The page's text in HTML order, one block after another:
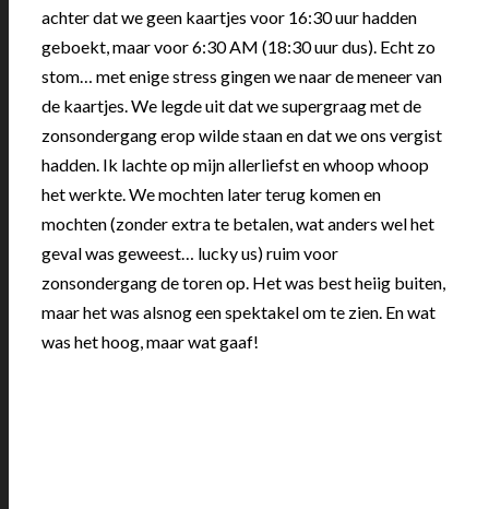
achter dat we geen kaartjes voor 16:30 uur hadden
geboekt, maar voor 6:30 AM (18:30 uur dus). Echt zo
stom… met enige stress gingen we naar de meneer van
de kaartjes. We legde uit dat we supergraag met de
zonsondergang erop wilde staan en dat we ons vergist
hadden. Ik lachte op mijn allerliefst en whoop whoop
het werkte. We mochten later terug komen en
mochten (zonder extra te betalen, wat anders wel het
geval was geweest… lucky us) ruim voor
zonsondergang de toren op. Het was best heiig buiten,
maar het was alsnog een spektakel om te zien. En wat
was het hoog, maar wat gaaf!